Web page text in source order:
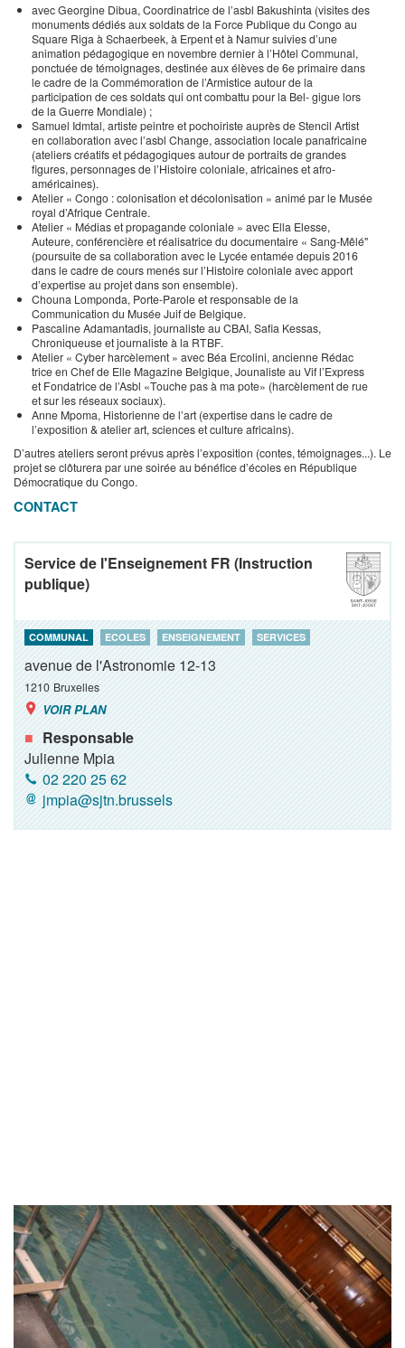
avec Georgine Dibua, Coordinatrice de l’asbl Bakushinta (visites des
monuments dédiés aux soldats de la Force Publique du Congo au
Square Riga à Schaerbeek, à Erpent et à Namur suivies d’une
animation pédagogique en novembre dernier à l’Hôtel Communal,
ponctuée de témoignages, destinée aux élèves de 6e primaire dans
le cadre de la Commémoration de l’Armistice autour de la
participation de ces soldats qui ont combattu pour la Bel- gigue lors
de la Guerre Mondiale) ;
Samuel Idmtal, artiste peintre et pochoiriste auprès de Stencil Artist
en collaboration avec l’asbl Change, association locale panafricaine
(ateliers créatifs et pédagogiques autour de portraits de grandes
figures, personnages de l’Histoire coloniale, africaines et afro-
américaines).
Atelier « Congo : colonisation et décolonisation » animé par le Musée
royal d’Afrique Centrale.
Atelier « Médias et propagande coloniale » avec Ella Elesse,
Auteure, conférencière et réalisatrice du documentaire « Sang-Mêlé"
(poursuite de sa collaboration avec le Lycée entamée depuis 2016
dans le cadre de cours menés sur l’Histoire coloniale avec apport
d’expertise au projet dans son ensemble).
Chouna Lomponda, Porte-Parole et responsable de la
Communication du Musée Juif de Belgique.
Pascaline Adamantadis, journaliste au CBAI, Safia Kessas,
Chroniqueuse et journaliste à la RTBF.
Atelier « Cyber harcèlement » avec Béa Ercolini, ancienne Rédac
trice en Chef de Elle Magazine Belgique, Jounaliste au Vif l’Express
et Fondatrice de l’Asbl «Touche pas à ma pote» (harcèlement de rue
et sur les réseaux sociaux).
Anne Mpoma, Historienne de l’art (expertise dans le cadre de
l’exposition & atelier art, sciences et culture africains).
D’autres ateliers seront prévus après l’exposition (contes, témoignages...). Le
projet se clôturera par une soirée au bénéfice d’écoles en République
Démocratique du Congo.
CONTACT
Service de l'Enseignement FR (Instruction
publique)
COMMUNAL ECOLES ENSEIGNEMENT SERVICES
avenue de l'Astronomie 12-13
1210 Bruxelles
VOIR PLAN
Responsable
Julienne Mpia
02 220 25 62
jmpia@sjtn.brussels